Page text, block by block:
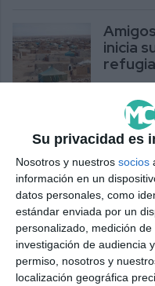
Su privacidad es
Nosotros y nuestros socios
información en un
datos personales, como
estándar enviada por un
personalizado, medición de
investigación de audiencia
permiso, nosotros y
localización geográfica
inicia
ACTUALIDAD
El
la
DEPORTES
El
UP
ACTUALIDAD